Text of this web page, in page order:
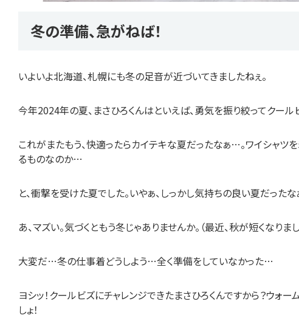
冬の準備、急がねば！
いよいよ北海道、札幌にも冬の足音が近づいてきましたねぇ。
今年2024年の夏、まさひろくんはといえば、勇気を振り絞ってクール
これがまたもう、快適ったらカイテキな夏だったなぁ…。ワイシャツ
るものなのか…
と、衝撃を受けた夏でした。いやぁ、しっかし気持ちの良い夏だった
あ、マズい。気づくともう冬じゃありませんか。（最近、秋が短くなりまし
大変だ…冬の仕事着どうしよう…全く準備をしていなかった…
ヨシッ！クールビズにチャレンジできたまさひろくんですから？ウォ
しょ！